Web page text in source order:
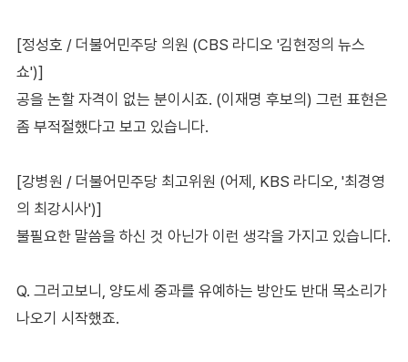
[정성호 / 더불어민주당 의원 (CBS 라디오 '김현정의 뉴스
쇼')]
공을 논할 자격이 없는 분이시죠. (이재명 후보의) 그런 표현은
좀 부적절했다고 보고 있습니다.
[강병원 / 더불어민주당 최고위원 (어제, KBS 라디오, '최경영
의 최강시사')]
불필요한 말씀을 하신 것 아닌가 이런 생각을 가지고 있습니다.
Q. 그러고보니, 양도세 중과를 유예하는 방안도 반대 목소리가
나오기 시작했죠.